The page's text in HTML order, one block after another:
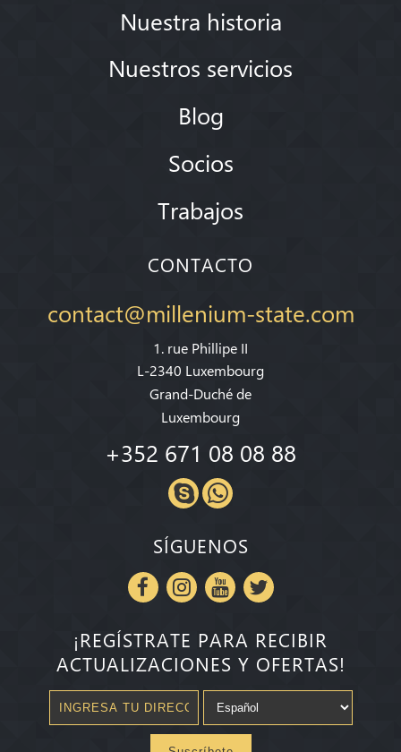
Nuestra historia
Nuestros servicios
Blog
Socios
Trabajos
CONTACTO
contact@millenium-state.com
1. rue Phillipe II
L-2340 Luxembourg
Grand-Duché de
Luxembourg
+352 671 08 08 88
SÍGUENOS
¡REGÍSTRATE PARA RECIBIR
ACTUALIZACIONES Y OFERTAS!